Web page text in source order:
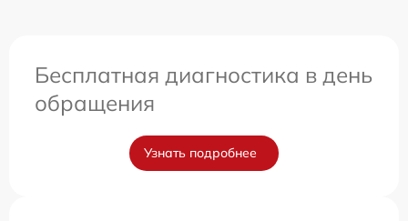
Бесплатная диагностика в день
обращения
Узнать подробнее